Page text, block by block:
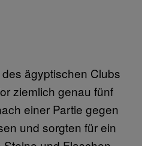
ägyptischen Clubs
ziemlich genau fünf
einer Partie gegen
und sorgten für ein